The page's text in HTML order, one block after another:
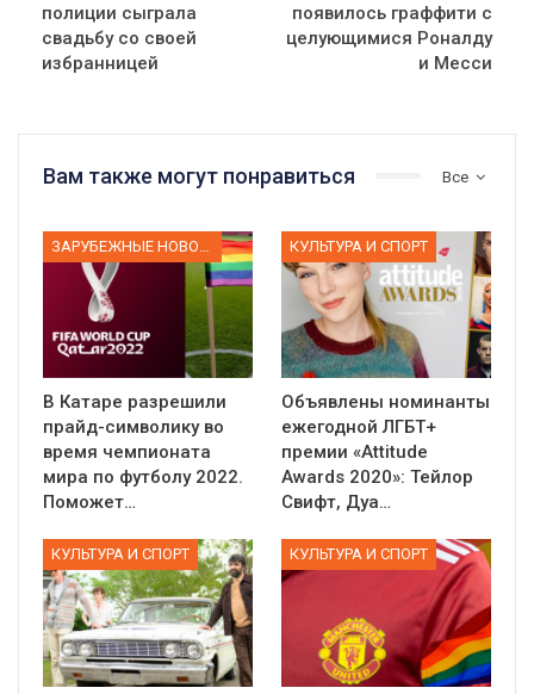
полиции сыграла
свадьбу со своей
избранницей
появилось граффити с
целующимися Роналду
и Месси
Все
Вам также могут понравиться
ЗАРУБЕЖНЫЕ НОВОСТИ
В Катаре разрешили
прайд-символику во
время чемпионата
мира по футболу 2022.
Поможет…
КУЛЬТУРА И СПОРТ
Объявлены номинанты
ежегодной ЛГБТ+
премии «Attitude
Awards 2020»: Тейлор
Свифт, Дуа…
КУЛЬТУРА И СПОРТ КУЛЬТУРА И СПОРТ